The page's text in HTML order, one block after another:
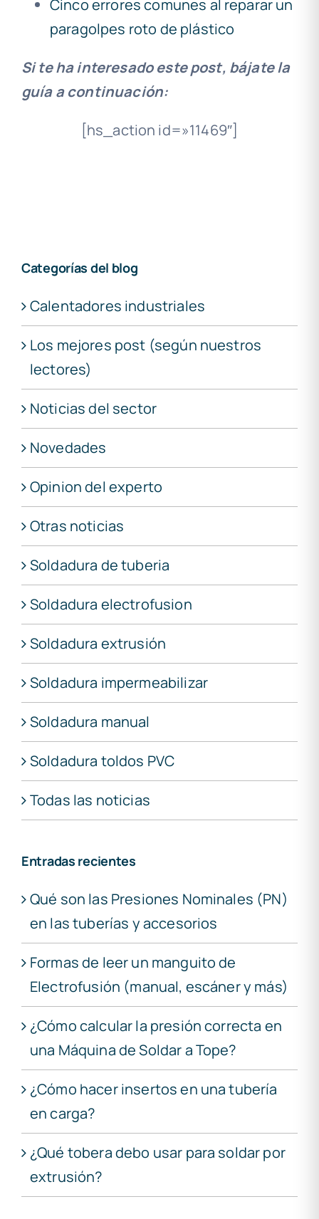
Cinco errores comunes al reparar un
paragolpes roto de plástico
Si te ha interesado este post, bájate la
guía a continuación:
[hs_action id=»11469″]
Categorías del blog
Calentadores industriales
Los mejores post (según nuestros
lectores)
Noticias del sector
Novedades
Opinion del experto
Otras noticias
Soldadura de tuberia
Soldadura electrofusion
Soldadura extrusión
Soldadura impermeabilizar
Soldadura manual
Soldadura toldos PVC
Todas las noticias
Entradas recientes
Qué son las Presiones Nominales (PN)
en las tuberías y accesorios
Formas de leer un manguito de
Electrofusión (manual, escáner y más)
¿Cómo calcular la presión correcta en
una Máquina de Soldar a Tope?
¿Cómo hacer insertos en una tubería
en carga?
¿Qué tobera debo usar para soldar por
extrusión?